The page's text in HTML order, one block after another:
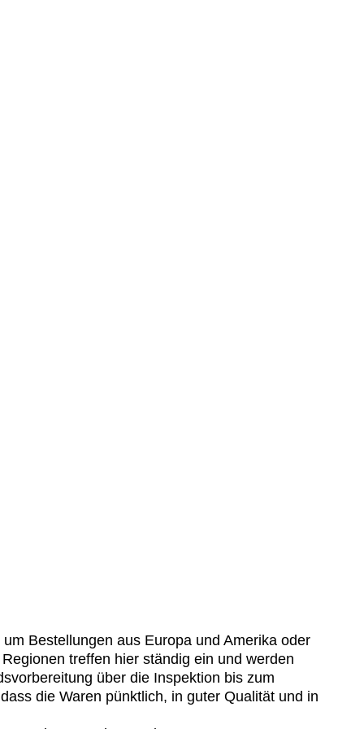
Bestellungen aus Europa und Amerika oder
treffen hier ständig ein und werden
über die Inspektion bis zum
die Waren pünktlich, in guter Qualität und in